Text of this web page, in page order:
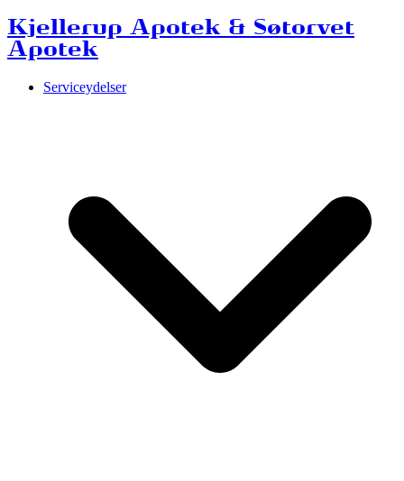
Kjellerup Apotek & Søtorvet
Apotek
Serviceydelser